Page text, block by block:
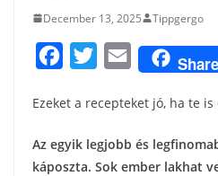
December 13, 2025 Tippgergo
c
b
i
t
E
a
l
Share
Ezeket a recepteket jó, ha te
Az egyik legjobb és
káposzta. Sok ember lakhat